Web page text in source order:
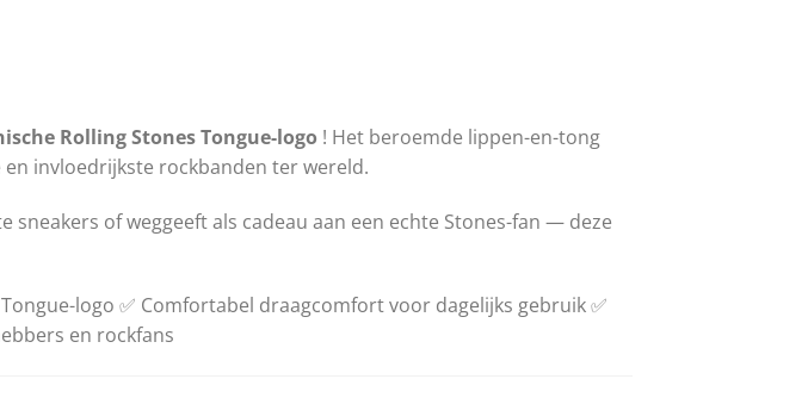
Rolling Stones Tongue-logo ! Het beroemde lippen-en-tong
invloedrijkste rockbanden ter wereld.
of weggeeft als cadeau aan een echte Stones-fan — deze
logo ✅ Comfortabel draagcomfort voor dagelijks gebruik ✅
en rockfans